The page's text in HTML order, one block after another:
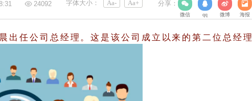
24092 分享：
微信 qq 微博 海报
字体大小： Aa- Aa+
出任公司总经理。这是该公司成立以来的第二位总经理